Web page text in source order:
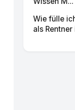
Wie fülle
als